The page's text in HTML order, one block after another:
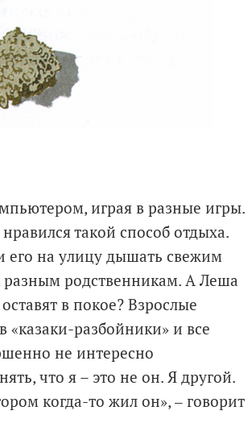
играя в разные игры.
такой способ отдыха.
его на улицу дышать свежим
разным родственникам. А Леша
в покое? Взрослые
«казаки-разбойники» и все
не интересно
что я – это не он. Я другой.
когда-то жил он», ‒ говорит